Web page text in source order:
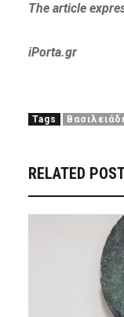
The article
iPorta.gr
Tags
RELATED